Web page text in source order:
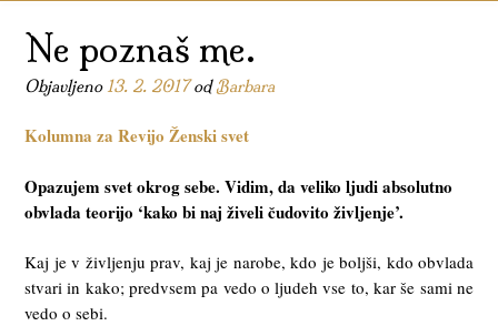
Ne poznaš me.
Objavljeno 13. 2. 2017odBarbara
Kolumna za Revijo Ženski svet
Opazujem svet okrog sebe. Vidim, da veliko ljudi absolutno
obvlada teorijo ‘kako bi naj živeli čudovito življenje’.
Kaj je v življenju prav, kaj je narobe, kdo je boljši, kdo obvlada
stvari in kako; predvsem pa vedo o ljudeh vse to, kar še sami ne
vedo o sebi.